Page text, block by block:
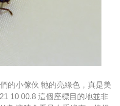
的小傢伙 牠的亮綠色，真是美
10 00.8 這個座標目的地並非